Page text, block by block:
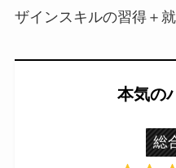
ザインスキルの習得＋
本気の
総